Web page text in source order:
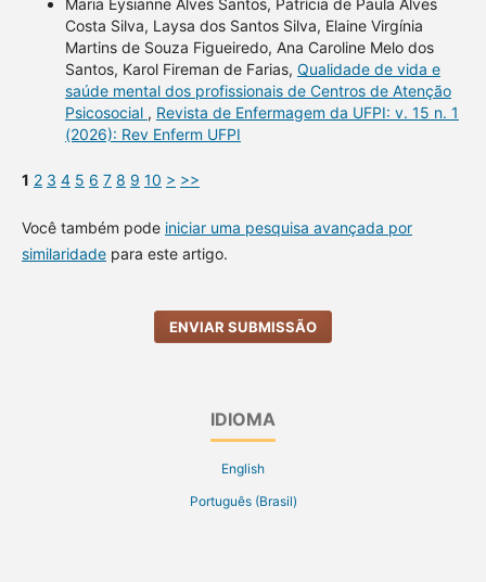
Maria Eysianne Alves Santos, Patrícia de Paula Alves
Costa Silva, Laysa dos Santos Silva, Elaine Virgínia
Martins de Souza Figueiredo, Ana Caroline Melo dos
Santos, Karol Fireman de Farias, Qualidade de vida e
saúde mental dos profissionais de Centros de Atenção
Psicosocial , Revista de Enfermagem da UFPI: v. 15 n. 1
(2026): Rev Enferm UFPI
1 2 3 4 5 6 7 8 9 10 > >>
Você também pode iniciar uma pesquisa avançada por
similaridadepara este artigo.
ENVIAR SUBMISSÃO
IDIOMA
English
Português (Brasil)